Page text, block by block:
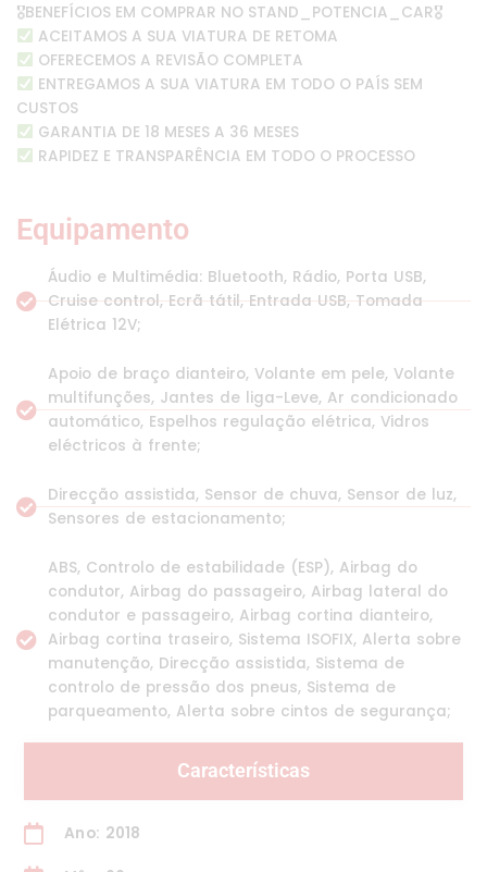
🎖BENEFÍCIOS EM COMPRAR NO STAND_POTENCIA_CAR🎖
ACEITAMOS A SUA VIATURA DE RETOMA
OFERECEMOS A REVISÃO COMPLETA
ENTREGAMOS A SUA VIATURA EM TODO O PAÍS SEM
CUSTOS
GARANTIA DE 18 MESES A 36 MESES
RAPIDEZ E TRANSPARÊNCIA EM TODO O PROCESSO
Equipamento
Áudio e Multimédia: Bluetooth, Rádio, Porta USB,
Cruise control, Ecrã tátil, Entrada USB, Tomada
Elétrica 12V;
Apoio de braço dianteiro, Volante em pele, Volante
multifunções, Jantes de liga-Leve, Ar condicionado
automático, Espelhos regulação elétrica, Vidros
eléctricos à frente;
Direcção assistida, Sensor de chuva, Sensor de luz,
Sensores de estacionamento;
ABS, Controlo de estabilidade (ESP), Airbag do
condutor, Airbag do passageiro, Airbag lateral do
condutor e passageiro, Airbag cortina dianteiro,
Airbag cortina traseiro, Sistema ISOFIX, Alerta sobre
manutenção, Direcção assistida, Sistema de
controlo de pressão dos pneus, Sistema de
parqueamento, Alerta sobre cintos de segurança;
Características
Ano: 2018